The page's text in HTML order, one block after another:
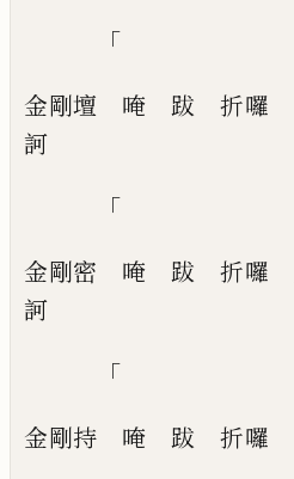
「
金剛壇 唵 跋 折囉
訶
「
金剛密 唵 跋 折囉
訶
「
金剛持 唵 跋 折囉